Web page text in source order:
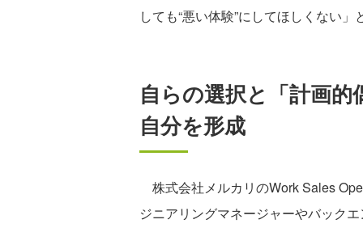
しても“悪い体験”にしてほしくない
自らの選択と「計画
自分を形成
株式会社メルカリのWork Sales
ジニアリングマネージャーやバック